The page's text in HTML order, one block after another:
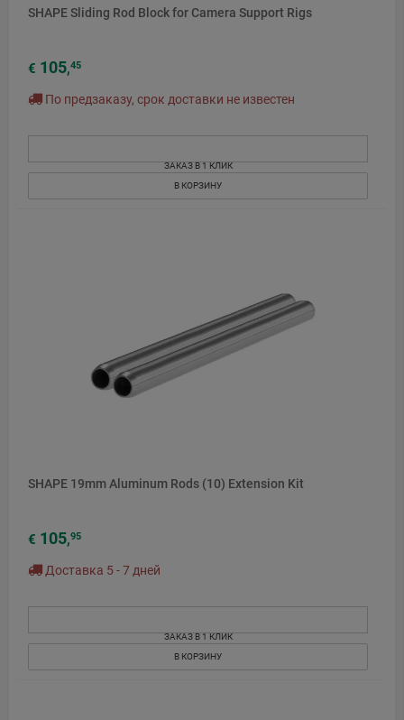
SHAPE Sliding Rod Block for Camera Support Rigs
€ 105,45
По предзаказу, срок доставки не известен
ЗАКАЗ В 1 КЛИК
В КОРЗИНУ
SHAPE 19mm Aluminum Rods (10) Extension Kit
€ 105,95
Доставка 5 - 7 дней
ЗАКАЗ В 1 КЛИК
В КОРЗИНУ